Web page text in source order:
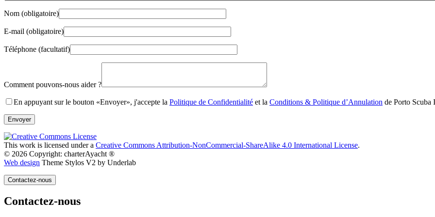
Nom (obligatoire)
E-mail (obligatoire)
Téléphone (facultatif)
Comment pouvons-nous aider ?
En appuyant sur le bouton «Envoyer», j'accepte la Politique de Confidentialité et la Conditions & Politique d’Annulation de Porto Scuba
This work is licensed under a Creative Commons Attribution-NonCommercial-ShareAlike 4.0 International License.
© 2026 Copyright: charterAyacht ®
Web design Theme Stylos V2 by Underlab
Contactez-nous
Contactez-nous